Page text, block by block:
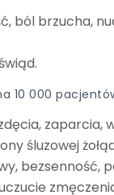
ból brzucha,
10 000
zaparcia,
śluzowej
bezsenność,